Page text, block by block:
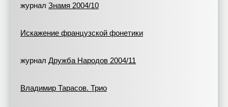
журнал Знамя 2004/10
Искажение французской фонетики
журнал Дружба Народов 2004/11
Владимир Тарасов. Трио